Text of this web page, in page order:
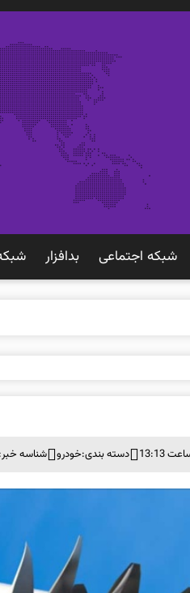
شبكه اجتماعی بدافزار
دسته بندی:خودرو شناسه خبر: 430206